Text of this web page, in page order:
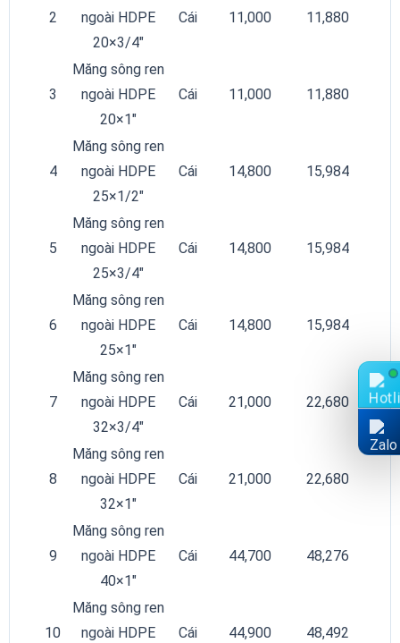
2
ngoài HDPE
20×3/4″
Cái 11,000 11,880
3
Măng sông ren
ngoài HDPE
20×1″
Cái 11,000 11,880
4
Măng sông ren
ngoài HDPE
25×1/2″
Cái 14,800 15,984
5
Măng sông ren
ngoài HDPE
25×3/4″
Cái 14,800 15,984
6
Măng sông ren
ngoài HDPE
25×1″
Cái 14,800 15,984
7
Măng sông ren
ngoài HDPE
32×3/4″
Cái 21,000 22,680
8
Măng sông ren
ngoài HDPE
32×1″
Cái 21,000 22,680
9
Măng sông ren
ngoài HDPE
40×1″
Cái 44,700 48,276
10
Măng sông ren
ngoài HDPE
Cái 44,900 48,492